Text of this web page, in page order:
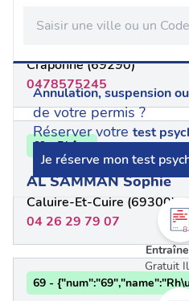
Annulation, suspension
de votre permis ?
Réserver votre test
Je réserve mon test
Gratuit
Craponne (69290)
0478575245
69 - Rhône
AL SAMMAN Sophie
Caluire-Et-Cuire (69300)
04 26 29 79 07
69 -